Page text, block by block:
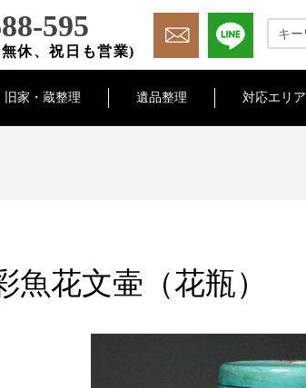
595
休、祝日も営業)
旧家・蔵整理 遺品整理 対応エリア
花文壷（花瓶）